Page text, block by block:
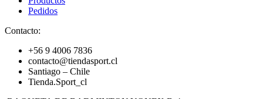
Pedidos
Contacto:
+56 9 4006 7836
contacto@tiendasport.cl
Santiago – Chile
Tienda.Sport_cl